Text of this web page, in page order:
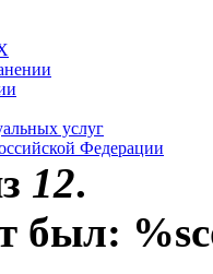
услуг
12.
был: